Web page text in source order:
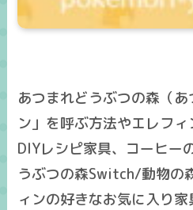
あつまれどうぶつの森（
ン」を呼ぶ方法やエレフ
DIYレシピ家具、コーヒー
うぶつの森Switch/動物の
ィンの好きなお気に入り